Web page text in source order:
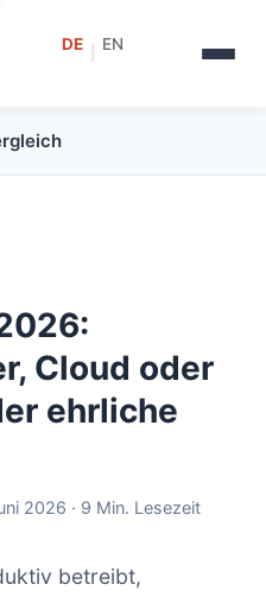
DE EN
Cloud oder
ehrliche
2026 · 9 Min. Lesezeit
betreibt,